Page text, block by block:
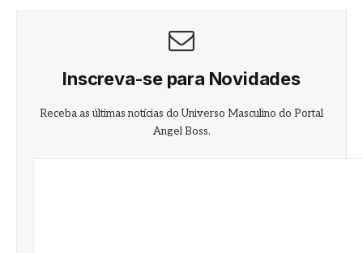
Inscreva-se para Novidades
Receba as últimas notícias do Universo Masculino do Portal
Angel Boss.